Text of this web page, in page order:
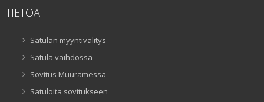
TIETOA
Satulan myyntivälitys
Satula vaihdossa
Sovitus Muuramessa
Satuloita sovitukseen